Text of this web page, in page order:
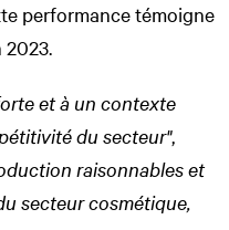
performance témoigne
2023.
et à un contexte
du secteur",
raisonnables et
secteur cosmétique,